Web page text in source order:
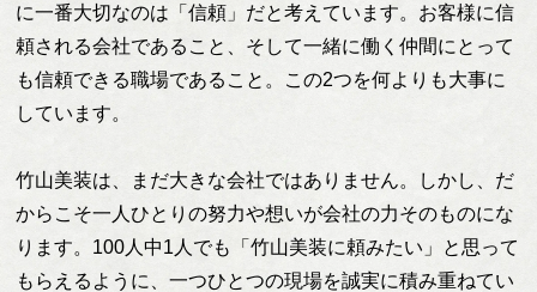
に一番大切なのは「信頼」だと考えています。お客様に信
頼される会社であること、そして一緒に働く仲間にとって
も信頼できる職場であること。この2つを何よりも大事に
しています。
竹山美装は、まだ大きな会社ではありません。しかし、だ
からこそ一人ひとりの努力や想いが会社の力そのものにな
ります。100人中1人でも「竹山美装に頼みたい」と思って
もらえるように、一つひとつの現場を誠実に積み重ねてい